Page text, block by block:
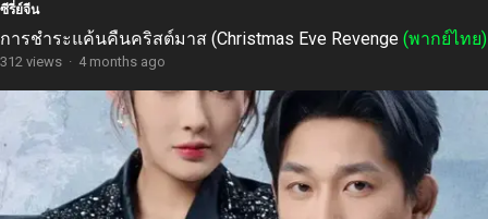
ซีรี่ย์จีน
การชำระแค้นคืนคริสต์มาส (Christmas Eve Revenge (พากย์ไทย)
312 views · 4 months ago